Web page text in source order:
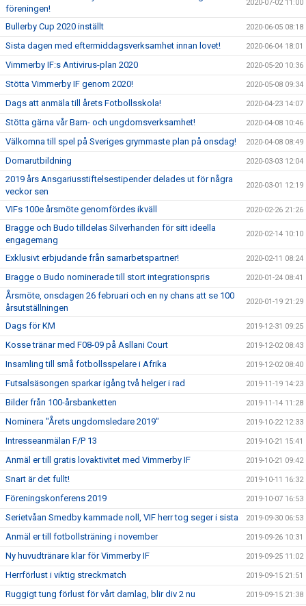
föreningen!
2020-07-02 11:00
Bullerby Cup 2020 inställt 2020-06-05 08:18
Sista dagen med eftermiddagsverksamhet innan lovet! 2020-06-04 18:01
Vimmerby IF:s Antivirus-plan 2020 2020-05-20 10:36
Stötta Vimmerby IF genom 2020! 2020-05-08 09:34
Dags att anmäla till årets Fotbollsskola! 2020-04-23 14:07
Stötta gärna vår Barn- och ungdomsverksamhet! 2020-04-08 10:46
Välkomna till spel på Sveriges grymmaste plan på onsdag! 2020-04-08 08:49
Domarutbildning 2020-03-03 12:04
2019 års Ansgariusstiftelsestipender delades ut för några
veckor sen
2020-03-01 12:19
VIFs 100e årsmöte genomfördes ikväll 2020-02-26 21:26
Bragge och Budo tilldelas Silverhanden för sitt ideella
engagemang
2020-02-14 10:10
Exklusivt erbjudande från samarbetspartner! 2020-02-11 08:24
Bragge o Budo nominerade till stort integrationspris 2020-01-24 08:41
Årsmöte, onsdagen 26 februari och en ny chans att se 100
årsutställningen
2020-01-19 21:29
Dags för KM 2019-12-31 09:25
Kosse tränar med F08-09 på Asllani Court 2019-12-02 08:43
Insamling till små fotbollsspelare i Afrika 2019-12-02 08:40
Futsalsäsongen sparkar igång två helger i rad 2019-11-19 14:23
Bilder från 100-årsbanketten 2019-11-14 11:28
Nominera "Årets ungdomsledare 2019" 2019-10-22 12:33
Intresseanmälan F/P 13 2019-10-21 15:41
Anmäl er till gratis lovaktivitet med Vimmerby IF 2019-10-21 09:42
Snart är det fullt! 2019-10-11 16:32
Föreningskonferens 2019 2019-10-07 16:53
Serietvåan Smedby kammade noll, VIF herr tog seger i sista 2019-09-30 06:53
Anmäl er till fotbollsträning i november 2019-09-26 10:31
Ny huvudtränare klar för Vimmerby IF 2019-09-25 11:02
Herrförlust i viktig streckmatch 2019-09-15 21:51
Ruggigt tung förlust för vårt damlag, blir div 2 nu 2019-09-15 21:38